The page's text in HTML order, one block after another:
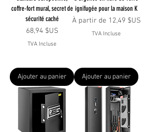
coffre-fort mural, secret de
sécurité caché
Prix
68,94 $US
TVA Incluse
Ajouter au panier
ignifugée pour la maison K
À partir de 12,49 $US
Prix promotionnel
TVA Incluse
Ajouter au panier